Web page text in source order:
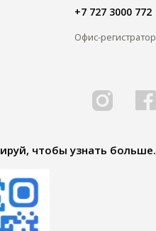
+7 727 3000 772
Офис-регистратор
чтобы узнать больше.